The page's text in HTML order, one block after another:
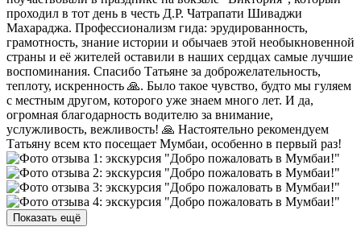
проходил в тот день в честь Д.Р. Чатрапати Шиваджи
Махараджа. Профессионализм гида: эрудированность,
грамотность, знание истории и обычаев этой необыкновенной
страны и её жителей оставили в наших сердцах самые лучшие
воспоминания. Спасибо Татьяне за доброжелательность,
теплоту, искренность 🙏. Было такое чувство, будто мы гуляем
с местным другом, которого уже знаем много лет. И да,
огромная благодарность водителю за внимание,
услужливость, вежливость! 🙏 Настоятельно рекомендуем
Татьяну всем кто посещает Мумбаи, особенно в первый раз!
Показать ещё